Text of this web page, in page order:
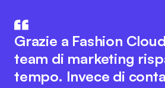
L'integrazione dei dati
del nostro sistema
Cloud ha migliorato
Grazie a Fashion
team di marketing
tempo. Invece di
del settore IT e di
moda. L'idea
della piattaforma